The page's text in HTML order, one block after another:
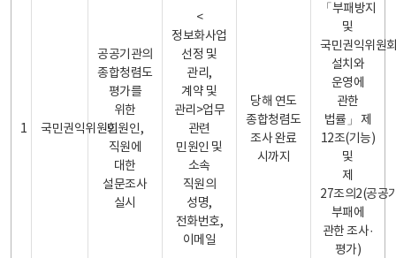
1 국민권익위원회
공공기관의
종합청렴도
평가를
위한
민원인,
직원에
대한
설문조사
실시
<
정보화사업
선정 및
관리,
계약 및
관리>업무
관련
민원인 및
소속
직원의
성명,
전화번호,
이메일
당해 연도
종합청렴도
조사 완료
시까지
「부패방지
및
국민권익위원
설치와
운영에
관한
법률」 제
12조(기능)
및
제
27조의2(공공
부패에
관한 조사·
평가)